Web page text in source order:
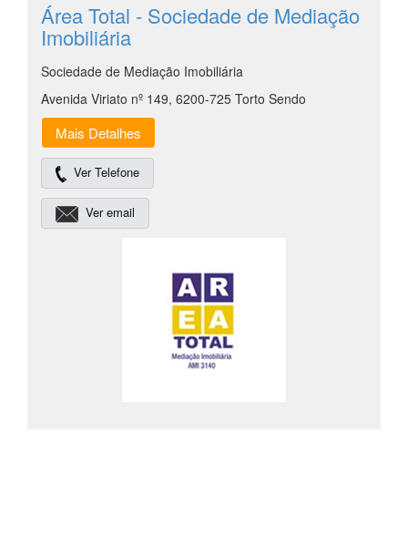
Área Total - Sociedade de Mediação
Imobiliária
Sociedade de Mediação Imobiliária
Avenida Viriato nº 149, 6200-725 Torto Sendo
Mais Detalhes
Ver Telefone
Ver email